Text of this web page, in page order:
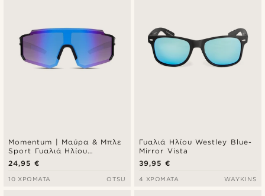
Momentum | Μαύρα & Μπλε
Sport Γυαλιά Ηλίου
Wraparound
24,95 €
10 ΧΡΏΜΑΤΑ OTSU
Γυαλιά Ηλίου Westley Blue-
Mirror Vista
39,95 €
4 ΧΡΏΜΑΤΑ WAYKINS